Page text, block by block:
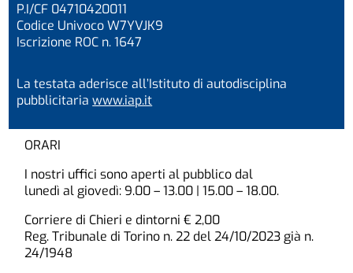
P.I/CF 04710420011
Codice Univoco W7YVJK9
Iscrizione ROC n. 1647
La testata aderisce all’Istituto di autodisciplina
pubblicitariawww.iap.it
ORARI
I nostri uffici sono aperti al pubblico dal
lunedì al giovedì: 9.00 – 13.00 | 15.00 – 18.00.
Corriere di Chieri e dintorni € 2,00
Reg. Tribunale di Torino n. 22 del 24/10/2023 già n.
24/1948